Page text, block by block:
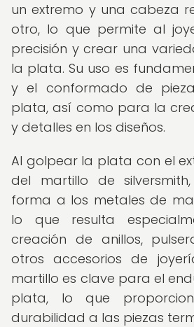
un extremo y una cabeza
otro, lo que permite al
precisión y crear una
la plata. Su uso es
y el conformado de
plata, así como para la
y detalles en los diseños.
Al golpear la plata con el
del martillo de
forma a los metales de
lo que resulta
creación de anillos,
otros accesorios de
martillo es clave para el
plata, lo que
durabilidad a las piezas